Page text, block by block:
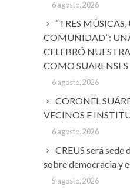
6 agosto, 2026
“TRES
COMUNIDAD”:
CELEBRÓ
COMO SUARENSES
6 agosto, 2026
CORONEL
VECINOS E
6 agosto, 2026
CREUS será sede
sobre democracia y
5 agosto, 2026